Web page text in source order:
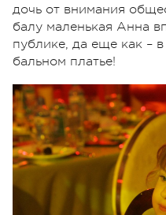
дочь от внимания
балу маленькая Анна
публике, да еще как –
бальном платье!